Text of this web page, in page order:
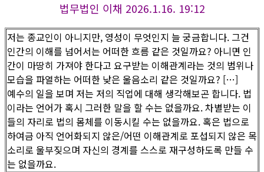
법무법인 이채 2026.1.16. 19:12
저는 종교인이 아니지만, 영성이 무엇인지 늘 궁금합니다. 그건
인간의 이해를 넘어서는 어떠한 흐름 같은 것일까요? 아니면 인
간이 마땅히 가져야 한다고 요구받는 이해관계라는 것의 범위나
모습을 파열하는 어떠한 낮은 울음소리 같은 것일까요? […]
예수의 일을 보며 저는 저의 직업에 대해 생각해보곤 합니다. 법
이라는 언어가 혹시 그러한 말을 할 수는 없을까요. 차별받는 이
들의 자리로 법의 몸체를 이동시킬 수는 없을까요. 혹은 법으로
하여금 아직 언어화되지 않은/어떤 이해관계로 포섭되지 않은 목
소리로 울부짖으며 자신의 경계를 스스로 재구성하도록 만들 수
는 없을까요.